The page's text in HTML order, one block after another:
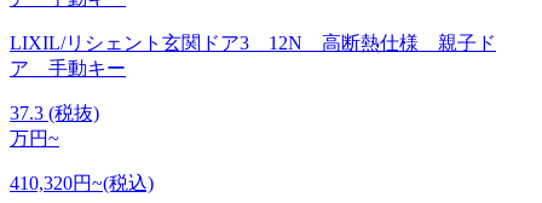
LIXIL/リシェント玄関ドア3 12N 高断熱仕様 親子ド
ア 手動キー
37.3 (税抜)
万円~
410,320円~(税込)